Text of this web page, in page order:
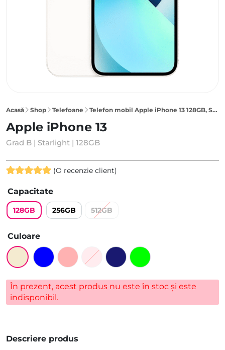
Acasă Shop Telefoane Telefon mobil Apple iPhone 13 128GB, Starlight
Apple iPhone 13
Grad B | Starlight | 128GB
5.00din 5
pe baza
unei singure
evaluări
(O recenzie client)
Capacitate
128GB 256GB 512GB
Culoare
În prezent, acest produs nu este în stoc și este
indisponibil.
Descriere produs